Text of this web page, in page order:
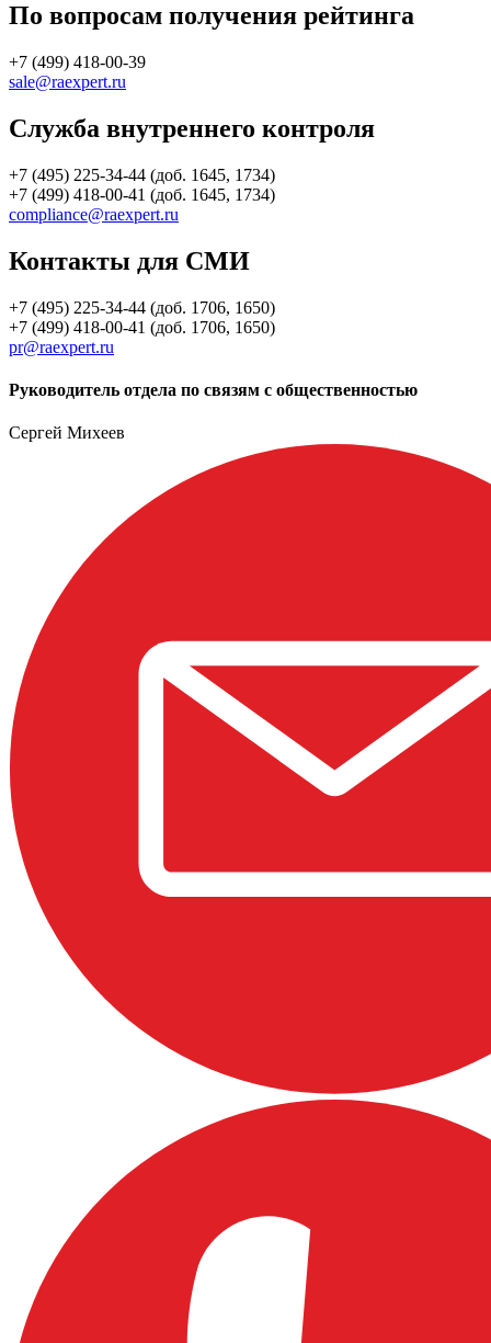
По вопросам получения рейтинга
+7 (499) 418-00-39
sale@raexpert.ru
Служба внутреннего контроля
+7 (495) 225-34-44 (доб. 1645, 1734)
+7 (499) 418-00-41 (доб. 1645, 1734)
compliance@raexpert.ru
Контакты для СМИ
+7 (495) 225-34-44 (доб. 1706, 1650)
+7 (499) 418-00-41 (доб. 1706, 1650)
pr@raexpert.ru
Руководитель отдела по связям с общественностью
Сергей Михеев